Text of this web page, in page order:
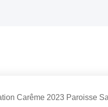
Carême 2023 Paroisse